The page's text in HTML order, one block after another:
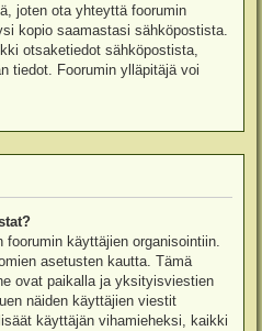
joten ota yhteyttä foorumin
kopio saamastasi sähköpostista.
otsaketiedot sähköpostista,
tiedot. Foorumin ylläpitäjä voi
käyttäjien organisointiin.
asetusten kautta. Tämä
ovat paikalla ja yksityisviestien
näiden käyttäjien viestit
käyttäjän vihamieheksi, kaikki